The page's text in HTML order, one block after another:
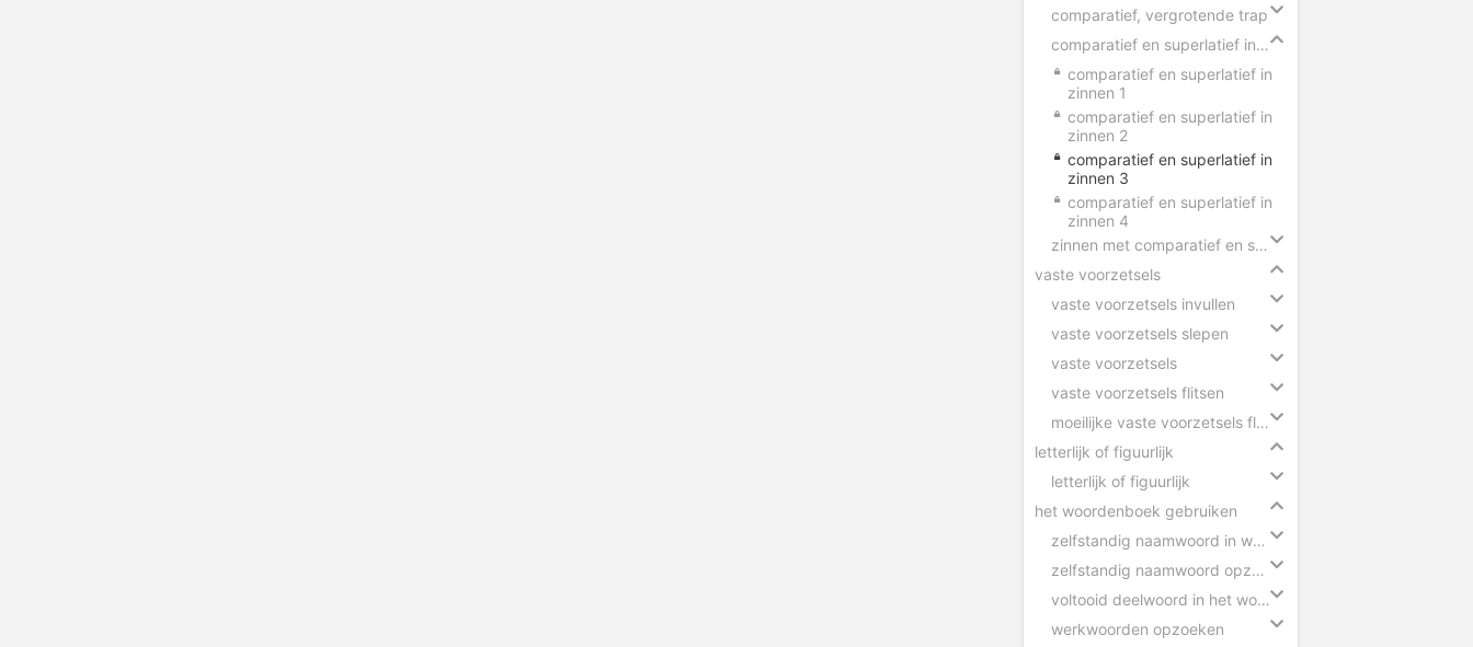
comparatief, vergrotende trap
comparatief en superlatief in zinnen
comparatief en superlatief in
zinnen 1
comparatief en superlatief in
zinnen 2
comparatief en superlatief in
zinnen 3
comparatief en superlatief in
zinnen 4
zinnen met comparatief en superlatief
vaste voorzetsels
vaste voorzetsels invullen
vaste voorzetsels slepen
vaste voorzetsels
vaste voorzetsels flitsen
moeilijke vaste voorzetsels flitsen
letterlijk of figuurlijk
letterlijk of figuurlijk
het woordenboek gebruiken
zelfstandig naamwoord in woordenboek
zelfstandig naamwoord opzoeken
voltooid deelwoord in het woordenboek
werkwoorden opzoeken